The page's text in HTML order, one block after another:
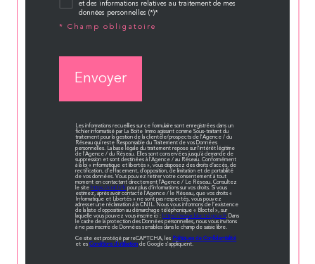
et des informations relatives au traitement de mes
données personnelles (*)*
* Champ obligatoire
Envoyer
Les informations recueillies sur ce formulaire sont enregistrées dans un
fichier informatisé par La Boite Immo agissant comme Sous-traitant du
traitement pour la gestion de la clientèle/prospects de l'Agence / du
Réseau qui reste Responsable du Traitement de vos Données
personnelles. La base légale du traitement repose sur l'intérêt légitime
de l'Agence / du Réseau. Elles sont conservées jusqu'à demande de
suppression et sont destinées à l'Agence / au Réseau. Conformément
à la loi « informatique et libertés », vous disposez des droits d’accès, de
rectification, d’effacement, d’opposition, de limitation et de portabilité
de vos données. Vous pouvez retirer votre consentement à tout
moment en contactant directement l’Agence / Le Réseau. Consultez
le site https://cnil.fr/frpour plus d’informations sur vos droits. Si vous
estimez, après avoir contacté l'Agence / le Réseau, que vos droits «
Informatique et Libertés » ne sont pas respectés, vous pouvez
adresser une réclamation à la CNIL. Nous vous informons de l’existence
de la liste d'opposition au démarchage téléphonique « Bloctel », sur
laquelle vous pouvez vous inscrire ici : https://www.bloctel.gouv.fr. Dans
le cadre de la protection des Données personnelles, nous vous invitons
à ne pas inscrire de Données sensibles dans le champ de saisie libre.
Ce site est protégé par reCAPTCHA, les Politiques de Confidentialité
et esConditions d'utilisation de Google s'appliquent.